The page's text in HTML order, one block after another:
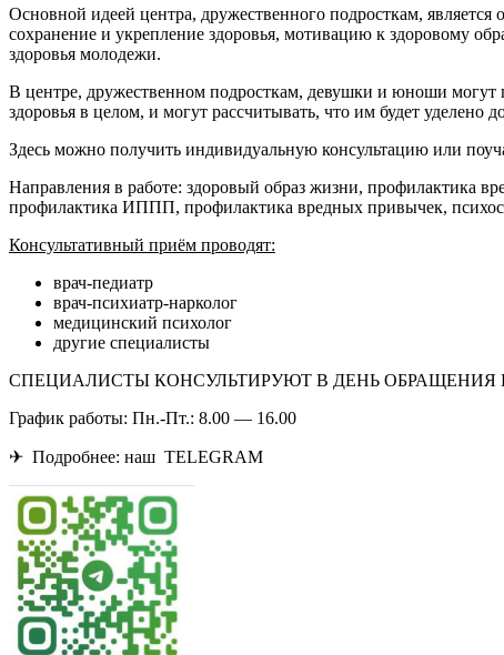
Основной идеей центра, дружественного подросткам,
сохранение и укрепление здоровья, мотивацию к здоровому
здоровья молодежи.
В центре, дружественном подросткам, девушки и юноши могут
здоровья в целом, и могут рассчитывать, что им будет
Здесь можно получить индивидуальную консультацию или
Направления в работе: здоровый образ жизни, профилактика
профилактика ИППП, профилактика вредных привычек,
Консультативный приём проводят:
врач-педиатр
врач-психиатр-нарколог
медицинский психолог
другие специалисты
СПЕЦИАЛИСТЫ КОНСУЛЬТИРУЮТ В ДЕНЬ ОБРАЩЕНИЯ И
График работы: Пн.-Пт.: 8.00 — 16.00
✈ Подробнее: наш TELEGRAM